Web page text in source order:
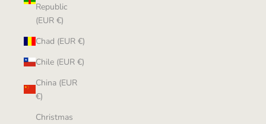
Republic
(EUR €)
Chad (EUR €)
Chile (EUR €)
China (EUR
€)
Christmas